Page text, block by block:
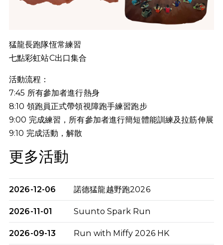
猛龍長跑隊恆常練習
七點彩虹站C出口集合
活動流程：
7:45 所有參加者進行熱身
8:10 領跑員正式帶領視障跑手練習跑步
9:00 完成練習，所有參加者進行簡短體能訓練及拉筋伸展
9:10 完成活動，解散
更多活動
2026-12-06 諾德猛龍越野跑2026
2026-11-01 Suunto Spark Run
2026-09-13 Run with Miffy 2026 HK